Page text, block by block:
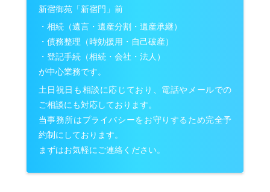
新宿御苑「新宿門」前
・相続（遺言・遺産分割・遺産承継）
・債務整理（時効援用・自己破産）
・登記手続（相続・会社・法人）
が中心業務です。
土日祝日も相談に応じており、電話やメールでの
ご相談にも対応しております。
当事務所はプライバシーをお守りするため完全予
約制にしております。
まずはお気軽にご連絡ください。